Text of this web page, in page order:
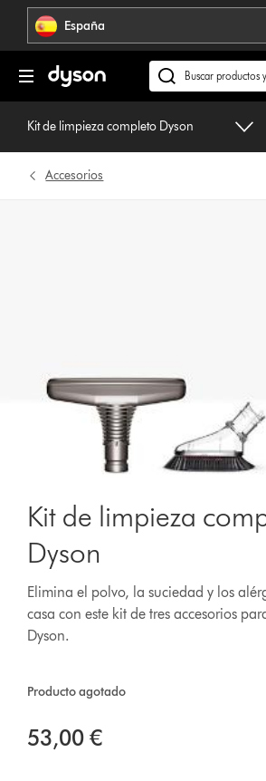
Omitir
navegación España
Buscar
en
dyson.es
Kit de limpieza completo Dyson
Accesorios
Kit de limpieza
Dyson
Elimina el polvo, la suciedad y los
casa con este kit de tres accesorios
Dyson.
Producto agotado
53,00 €